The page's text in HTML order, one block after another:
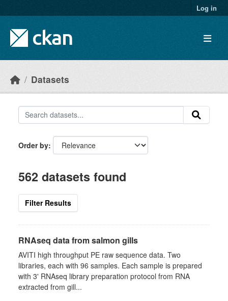
Log in
Datasets
Order by
562 datasets found
Filter Results
RNAseq data from salmon gills
AVITI high throughput PE raw sequence data. Two
libraries, each with 96 samples. Each sample is prepared
with 3' RNAseq library preparation protocol from RNA
extracted from gill...